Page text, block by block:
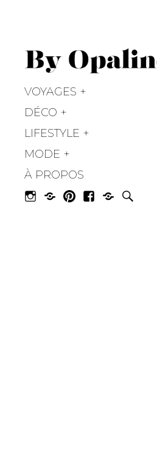
BY
VOYAGES
DÉCO
LIFESTYLE
MODE
À PROPOS